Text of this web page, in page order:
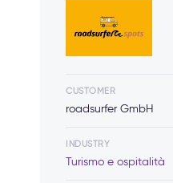
CUSTOMER
roadsurfer GmbH
INDUSTRY
Turismo e ospitalità